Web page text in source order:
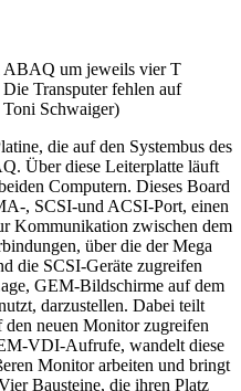
ABAQ um jeweils vier T
Transputer fehlen auf
Schwaiger)
die auf den Systembus des
Über diese Leiterplatte läuft
Computern. Dieses Board
, SCSI-und ACSI-Port, einen
Kommunikation zwischen dem
über die der Mega
die SCSI-Geräte zugreifen
GEM-Bildschirme auf dem
darzustellen. Dabei teilt
neuen Monitor zugreifen
VDI-Aufrufe, wandelt diese
Monitor arbeiten und bringt
Bausteine, die ihren Platz